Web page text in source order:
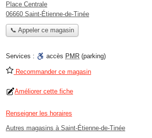
Place Centrale
06660 Saint-Étienne-de-Tinée
📞 Appeler ce magasin
Services : accès PMR (parking)
Recommander ce magasin
Améliorer cette fiche
Renseigner les horaires
Autres magasins à Saint-Étienne-de-Tinée